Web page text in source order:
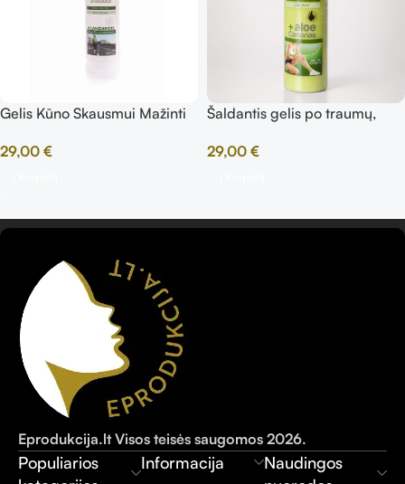
Gelis Kūno Skausmui Mažinti
29,00 €
Šaldantis gelis po traumų,
29,00 €
Eprodukcija.lt Visos teisės saugomos 2026.
Populiarios
Informacija
Naudingos